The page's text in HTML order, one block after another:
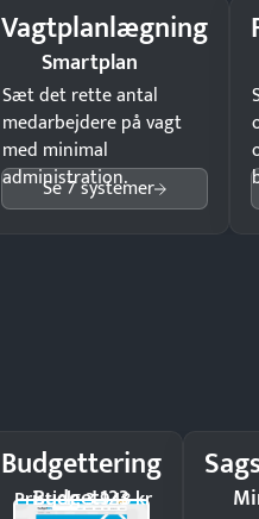
Vagtplanlægning
Smartplan
Sæt det rette antal
medarbejdere på vagt
med minimal
administration.
Se 7 systemer
Budgettering
Budget123
Pristjek: 3.948 kr